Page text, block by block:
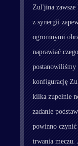
Zul'jina zawsze
z synergii
ogromnymi
naprawiać
postanowiliśmy
konfigurację
kilka zupełnie
zadanie
powinno
trwania meczu.